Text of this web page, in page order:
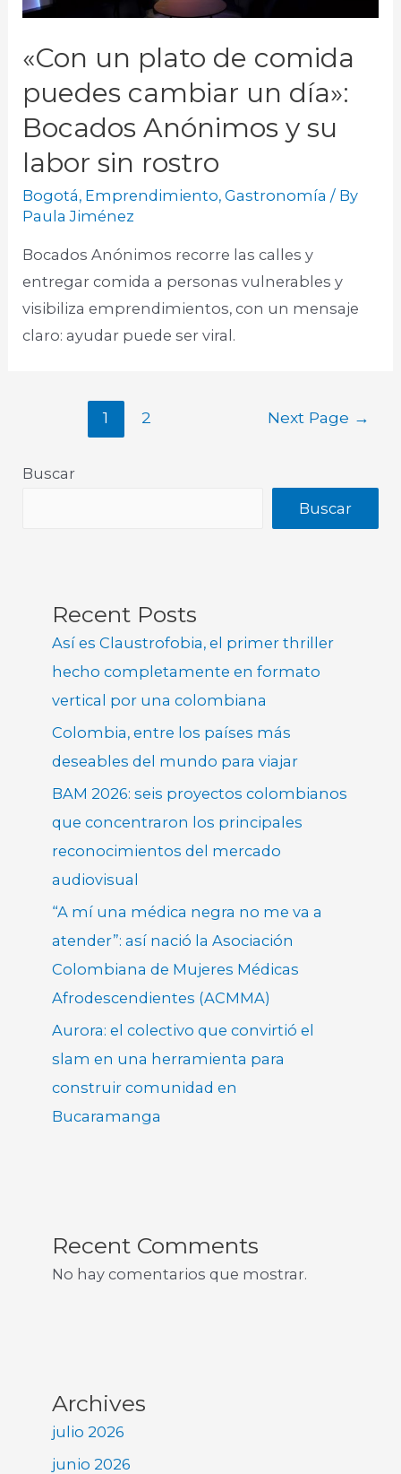
«Con un plato de comida
puedes cambiar un día»:
Bocados Anónimos y su
labor sin rostro
Bogotá, Emprendimiento,Gastronomía / By
Paula Jiménez
Bocados Anónimos recorre las calles y
entregar comida a personas vulnerables y
visibiliza emprendimientos, con un mensaje
claro: ayudar puede ser viral.
1 2 Next Page →
Buscar
Buscar
Recent Posts
Así es Claustrofobia, el primer thriller
hecho completamente en formato
vertical por una colombiana
Colombia, entre los países más
deseables del mundo para viajar
BAM 2026: seis proyectos colombianos
que concentraron los principales
reconocimientos del mercado
audiovisual
“A mí una médica negra no me va a
atender”: así nació la Asociación
Colombiana de Mujeres Médicas
Afrodescendientes (ACMMA)
Aurora: el colectivo que convirtió el
slam en una herramienta para
construir comunidad en
Bucaramanga
Recent Comments
No hay comentarios que mostrar.
Archives
julio 2026
junio 2026